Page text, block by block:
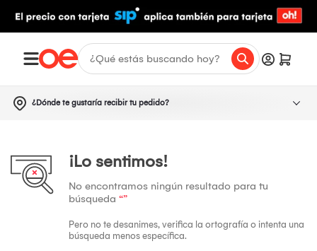
¿Dónde te gustaría recibir tu pedido?
¡Lo sentimos!
No encontramos ningún resultado para tu
búsqueda “”
Pero no te desanimes, verifica la ortografía o intenta una
búsqueda menos específica.